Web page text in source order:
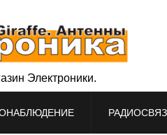
Электроники.